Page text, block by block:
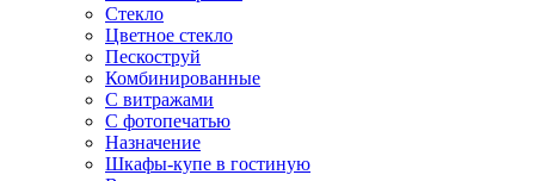
Стекло
Цветное стекло
Пескоструй
Комбинированные
С витражами
С фотопечатью
Назначение
Шкафы-купе в гостиную